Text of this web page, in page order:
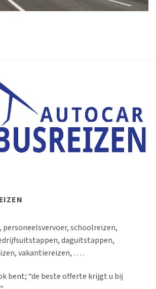
personeelsvervoer, schoolreizen,
daguitstappen,
vakantiereizen, … .
bent; “de beste offerte krijgt u bij